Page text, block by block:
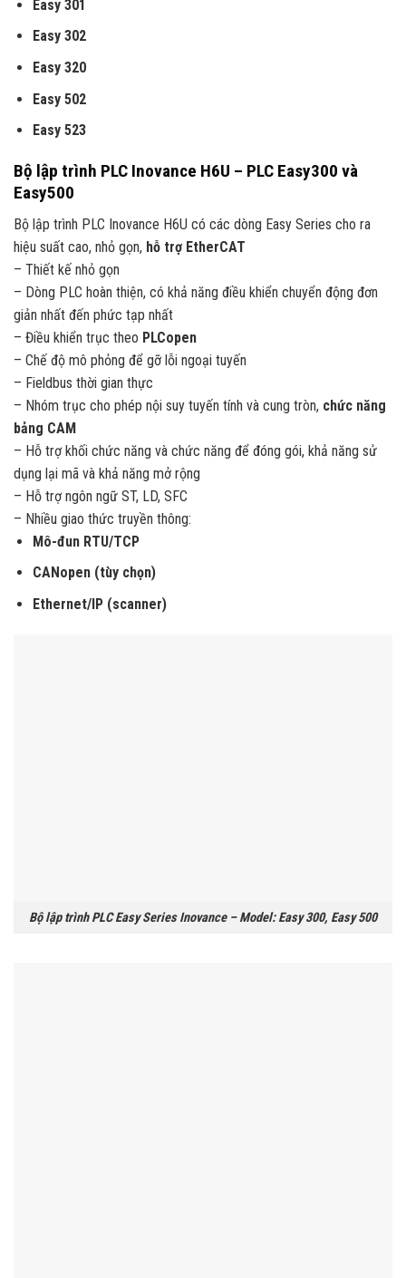
Easy 301
Easy 302
Easy 320
Easy 502
Easy 523
Bộ lập trình PLC Inovance H6U – PLC Easy300 và
Easy500
Bộ lập trình PLC Inovance H6U có các dòng Easy Series cho ra
hiệu suất cao, nhỏ gọn, hỗ trợ EtherCAT
– Thiết kế nhỏ gọn
– Dòng PLC hoàn thiện, có khả năng điều khiển chuyển động đơn
giản nhất đến phức tạp nhất
– Điều khiển trục theo PLCopen
– Chế độ mô phỏng để gỡ lỗi ngoại tuyến
– Fieldbus thời gian thực
– Nhóm trục cho phép nội suy tuyến tính và cung tròn, chức năng
bảng CAM
– Hỗ trợ khối chức năng và chức năng để đóng gói, khả năng sử
dụng lại mã và khả năng mở rộng
– Hỗ trợ ngôn ngữ ST, LD, SFC
– Nhiều giao thức truyền thông:
Mô-đun RTU/TCP
CANopen (tùy chọn)
Ethernet/IP (scanner)
Bộ lập trình PLC Easy Series Inovance – Model: Easy 300, Easy 500